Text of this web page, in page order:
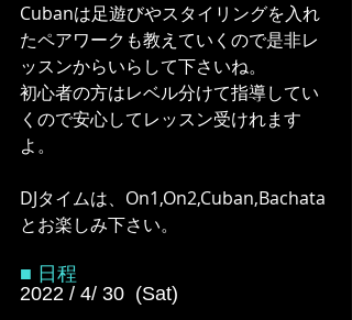
Cubanは足遊びやスタイリングを入れ
たペアワークも教えていくので是非レ
ッスンからいらして下さいね。
初心者の方はレベル分けて指導してい
くので安心してレッスン受けれます
よ。
DJタイムは、On1,On2,Cuban,Bachata
とお楽しみ下さい。
■ 日程
2022 / 4/ 30  (Sat)